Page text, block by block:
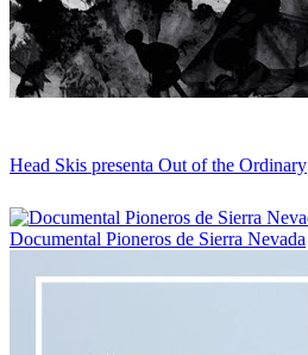
Head Skis presenta Out of the Ordinary
Documental Pioneros de Sierra Nevada